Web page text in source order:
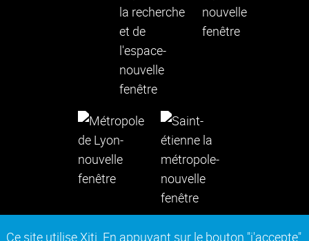
Ce site utilise Xiti. En appuyant sur le bouton "j'accepte"